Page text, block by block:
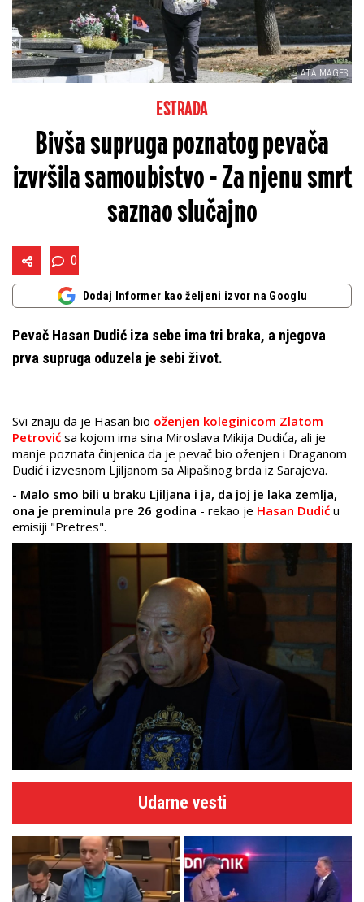
ATAIMAGES
ESTRADA
Bivša supruga poznatog pevača
izvršila samoubistvo - Za njenu smrt
saznao slučajno
0
Dodaj Informer kao željeni izvor na Googlu
Pevač Hasan Dudić iza sebe ima tri braka, a njegova
prva supruga oduzela je sebi život.
Svi znaju da je Hasan bio oženjen koleginicom Zlatom
Petrović sa kojom ima sina Miroslava Mikija Dudića, ali je
manje poznata činjenica da je pevač bio oženjen i Draganom
Dudić i izvesnom Ljiljanom sa Alipašinog brda iz Sarajeva.
- Malo smo bili u braku Ljiljana i ja, da joj je laka zemlja,
ona je preminula pre 26 godina - rekao je Hasan Dudić u
emisiji "Pretres".
Udarne vesti